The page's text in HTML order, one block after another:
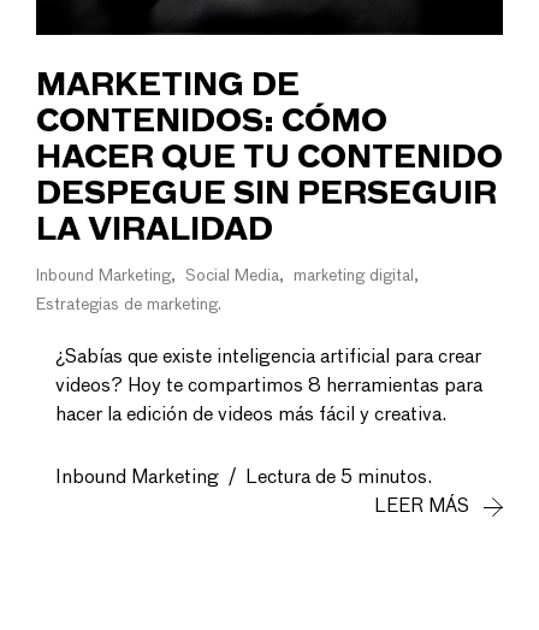
MARKETING DE
CONTENIDOS: CÓMO
HACER QUE TU CONTENIDO
DESPEGUE SIN PERSEGUIR
LA VIRALIDAD
Inbound Marketing Social Media
marketing digital
Estrategias de marketing
¿Sabías que existe inteligencia artificial para crear
videos? Hoy te compartimos 8 herramientas para
hacer la edición de videos más fácil y creativa.
Inbound Marketing /
Lectura de 5 minutos.
LEER MÁS